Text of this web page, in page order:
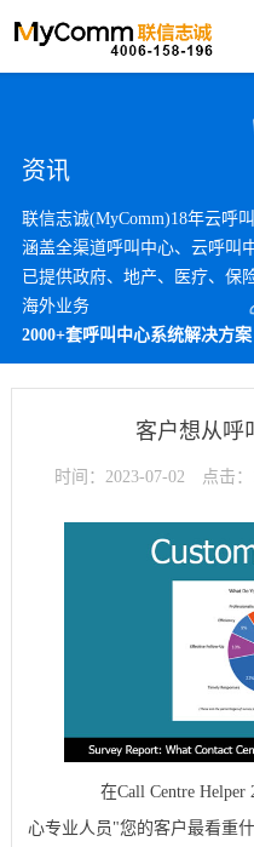
资讯
联信志诚(MyComm)18年云呼
涵盖全渠道呼叫中心、云呼叫
已提供政府、地产、医疗、保
海外业务
2000+套呼叫中心系统解决方案
客户想从呼
时间：2023-07-02 点击
在Call Centre Helper
心专业人员"您的客户最看重